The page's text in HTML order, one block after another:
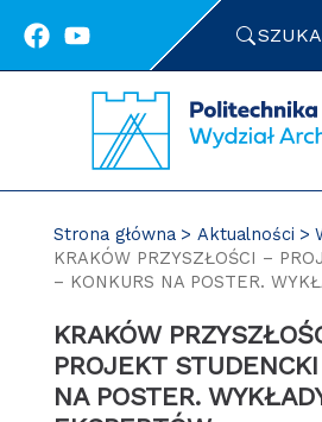
Strona główna Aktualności
KRAKÓW PRZYSZŁOŚCI –
– KONKURS NA POSTER.
KRAKÓW PRZYSZŁOŚCI –
PROJEKT
NA POSTER.